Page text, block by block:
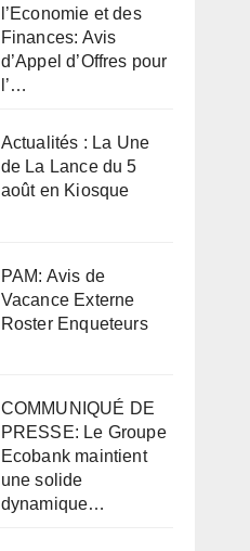
l’Economie et des
Finances: Avis
d’Appel d’Offres pour
l’…
Actualités : La Une
de La Lance du 5
août en Kiosque
PAM: Avis de
Vacance Externe
Roster Enqueteurs
COMMUNIQUÉ DE
PRESSE: Le Groupe
Ecobank maintient
une solide
dynamique…